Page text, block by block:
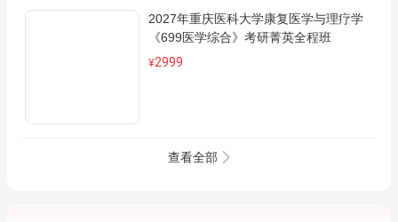
2027年重庆医科大学康复医学与理疗学
《699医学综合》考研菁英全程班
¥2999
查看全部